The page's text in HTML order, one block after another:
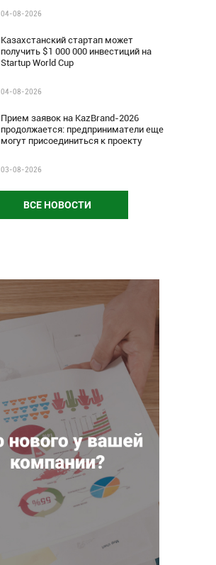
04-08-2026
Казахстанский стартап может
получить $1 000 000 инвестиций на
Startup World Cup
04-08-2026
Прием заявок на KazBrand-2026
продолжается: предприниматели еще
могут присоединиться к проекту
03-08-2026
ВСЕ НОВОСТИ